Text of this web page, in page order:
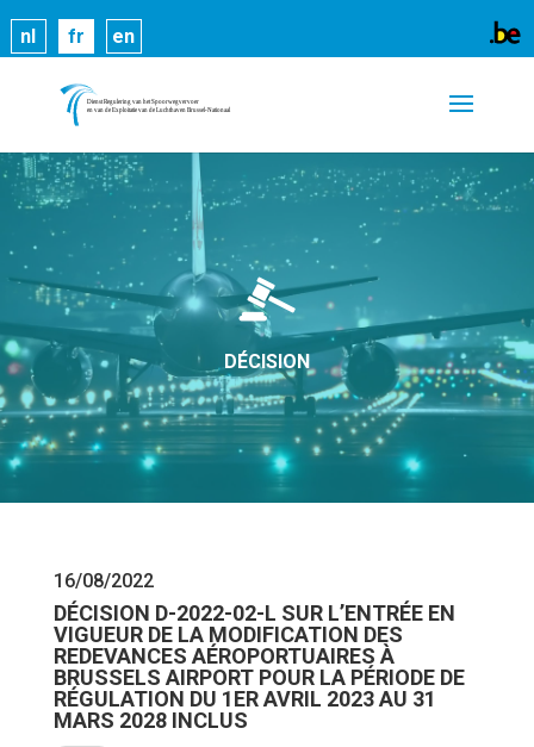
nl fr en
DÉCISION
16/08/2022
DÉCISION D-2022-02-L SUR L’ENTRÉE EN
VIGUEUR DE LA MODIFICATION DES
REDEVANCES AÉROPORTUAIRES À
BRUSSELS AIRPORT POUR LA PÉRIODE DE
RÉGULATION DU 1ER AVRIL 2023 AU 31
MARS 2028 INCLUS
Les cookies nous permettent de vous proposer nos
services plus facilement. En utilisant nos services,
vous nous donnez expressément votre accord pour
exploiter ces cookies.